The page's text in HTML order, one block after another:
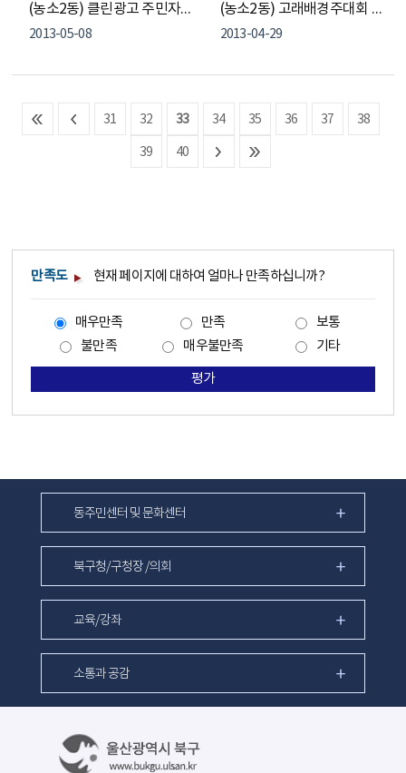
(농소2동) 클린광고 주민자율 봉사단 불법광고물 철거
2013-05-08
(농소2동) 고래배경주대회 참가
2013-04-29
31 32 33 34 35 36 37 38
39 40
만족도 현재 페이지에 대하여 얼마나 만족하십니까?
매우만족 만족
보통
불만족
매우불만족 기타
평가
동주민센터 및 문화센터
북구청/구청장 /의회
교육/강좌
소통과 공감